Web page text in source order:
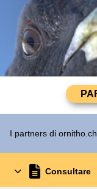
I partners di ornitho.ch
Consultare